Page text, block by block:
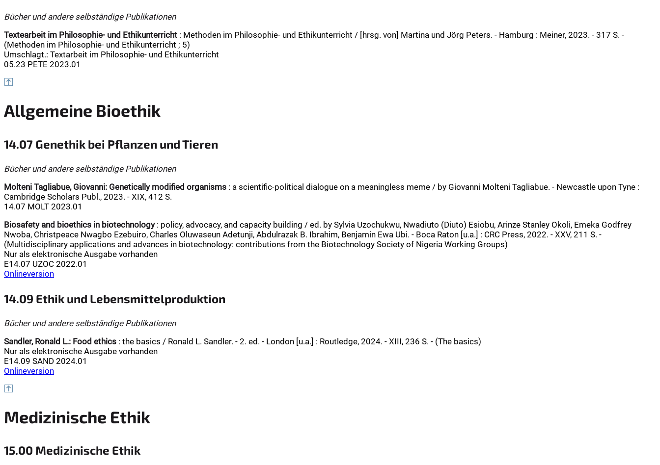
Bücher und andere selbständige Publikationen
Textearbeit im Philosophie- und Ethikunterricht : Methoden im Philosophie- und Ethikunterricht / [hrsg. von] Martina und Jörg Peters. - Hamburg : Meiner, 2023. - 317 S. -
(Methoden im Philosophie- und Ethikunterricht ; 5)
Umschlagt.: Textarbeit im Philosophie- und Ethikunterricht
05.23 PETE 2023.01
Allgemeine Bioethik
14.07 Genethik bei Pflanzen und Tieren
Bücher und andere selbständige Publikationen
Molteni Tagliabue, Giovanni: Genetically modified organisms : a scientific-political dialogue on a meaningless meme / by Giovanni Molteni Tagliabue. - Newcastle upon Tyne :
Cambridge Scholars Publ., 2023. - XIX, 412 S.
14.07 MOLT 2023.01
Biosafety and bioethics in biotechnology: policy, advocacy, and capacity building / ed. by Sylvia Uzochukwu, Nwadiuto (Diuto) Esiobu, Arinze Stanley Okoli, Emeka Godfrey
Nwoba, Christpeace Nwagbo Ezebuiro, Charles Oluwaseun Adetunji, Abdulrazak B. Ibrahim, Benjamin Ewa Ubi. - Boca Raton [u.a.] : CRC Press, 2022. - XXV, 211 S. -
(Multidisciplinary applications and advances in biotechnology: contributions from the Biotechnology Society of Nigeria Working Groups)
Nur als elektronische Ausgabe vorhanden
E14.07 UZOC 2022.01
Onlineversion
14.09 Ethik und Lebensmittelproduktion
Bücher und andere selbständige Publikationen
Sandler, Ronald L.: Food ethics : the basics / Ronald L. Sandler. - 2. ed. - London [u.a.] : Routledge, 2024. - XIII, 236 S. - (The basics)
Nur als elektronische Ausgabe vorhanden
E14.09 SAND 2024.01
Onlineversion
Medizinische Ethik
15.00 Medizinische Ethik